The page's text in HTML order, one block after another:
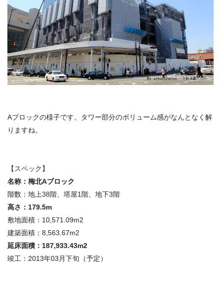
Aブロックの様子です。タワー部分のボリューム感がなんとなく解
りますね。
【スペック】
名称：梅北Aブロック
階数：地上38階、塔屋1階、地下3階
高さ：179.5m
敷地面積：10,571.09m2
建築面積：8,563.67m2
延床面積：187,933.43m2
竣工：2013年03月下旬（予定）